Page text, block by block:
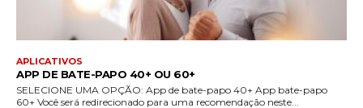
APLICATIVOS
APP DE BATE-PAPO 40+ OU 60+
SELECIONE UMA OPÇÃO: App de bate-papo 40+ App bate-papo
60+ Você será redirecionado para uma recomendação neste...